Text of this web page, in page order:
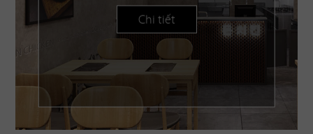
Chi tiết